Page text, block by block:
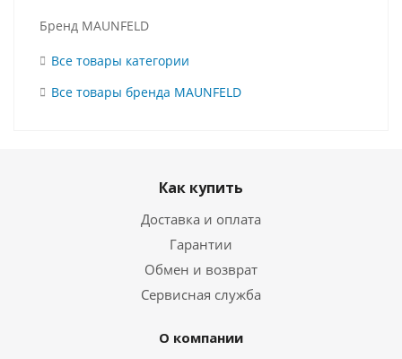
Бренд MAUNFELD
Все товары категории
Все товары бренда MAUNFELD
Как купить
Доставка и оплата
Гарантии
Обмен и возврат
Сервисная служба
О компании